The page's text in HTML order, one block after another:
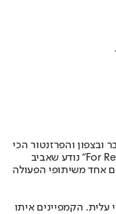
ובצפון והפרזנטור הכי
אביב
אחד משיתופי הפעולה
עלית. הקמפיינים איתו